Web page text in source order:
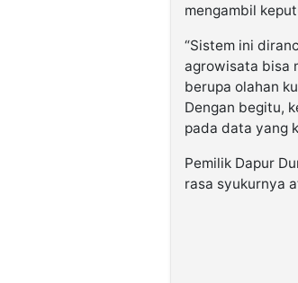
mengambil
“Sistem ini
agrowisata bisa
berupa olahan
Dengan begitu,
pada data yang
Pemilik Dapur
rasa syukurnya